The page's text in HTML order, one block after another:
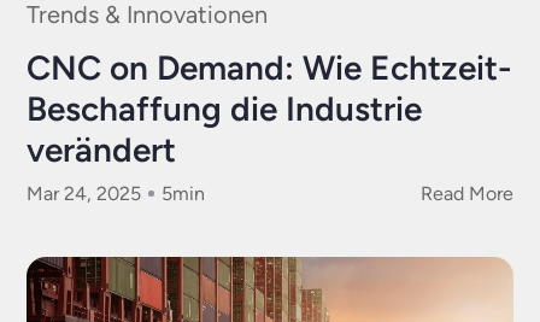
Trends & Innovationen
CNC on Demand: Wie Echtzeit-
Beschaffung die Industrie
verändert
Mar 24, 2025 5min Read More